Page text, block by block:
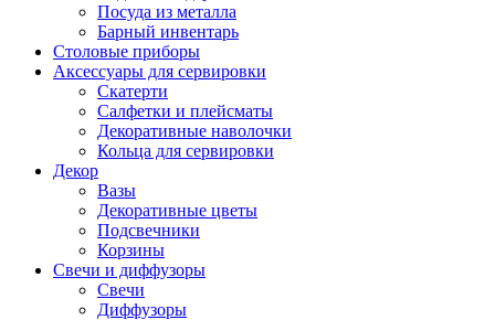
Посуда из металла
Барный инвентарь
Столовые приборы
Аксессуары для сервировки
Скатерти
Cалфетки и плейсматы
Декоративные наволочки
Кольца для сервировки
Декор
Вазы
Декоративные цветы
Подсвечники
Корзины
Свечи и диффузоры
Свечи
Диффузоры